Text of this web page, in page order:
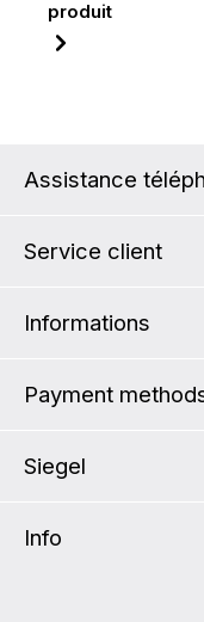
produit
Assistance
Service client
Informations
Payment
Siegel
Info